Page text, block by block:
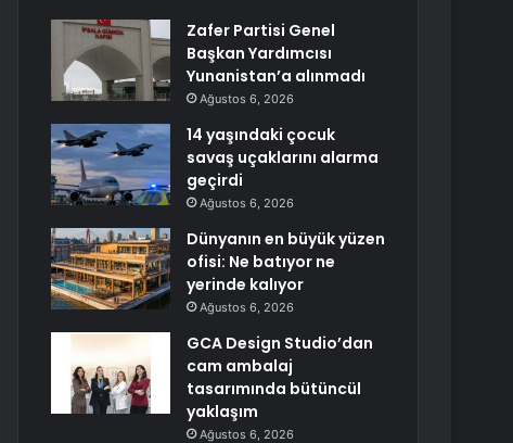
Zafer Partisi Genel
Başkan Yardımcısı
Yunanistan’a alınmadı
Ağustos 6, 2026
14 yaşındaki çocuk
savaş uçaklarını alarma
geçirdi
Ağustos 6, 2026
Dünyanın en büyük yüzen
ofisi: Ne batıyor ne
yerinde kalıyor
Ağustos 6, 2026
GCA Design Studio’dan
cam ambalaj
tasarımında bütüncül
yaklaşım
Ağustos 6, 2026